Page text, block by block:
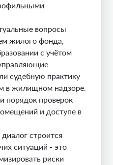
вопросы
жилого фонда,
с учётом
судебную практику
в жилищном надзоре.
порядок проверок
и доступе в
строится
ситуаций - это
риски